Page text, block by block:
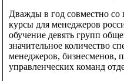
Дважды в год совместно со
курсы для менеджеров
обучение девять групп
значительное количество
менеджеров, бизнесменов,
управленческих команд